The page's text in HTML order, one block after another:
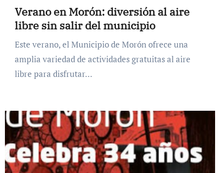
Verano en Morón: diversión al aire
libre sin salir del municipio
Este verano, el Municipio de Morón ofrece una
amplia variedad de actividades gratuitas al aire
libre para disfrutar…